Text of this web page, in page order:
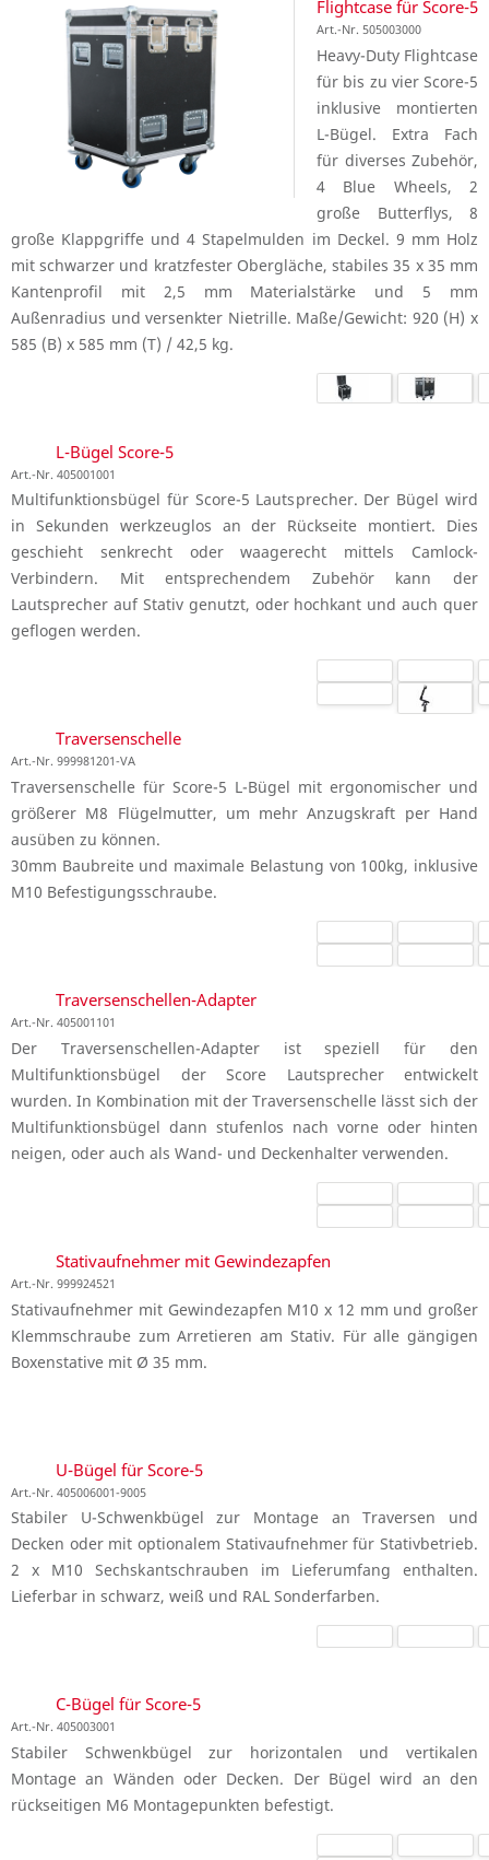
Flightcase für Score-5
Art.-Nr. 505003000
Heavy-Duty Flightcase
für bis zu vier Score-5
inklusive montierten
L-Bügel. Extra Fach
für diverses Zubehör,
4 Blue Wheels, 2
große Butterflys, 8
große Klappgriffe und 4 Stapelmulden im Deckel. 9 mm Holz
mit schwarzer und kratzfester Obergläche, stabiles 35 x 35 mm
Kantenprofil mit 2,5 mm Materialstärke und 5 mm
Außenradius und versenkter Nietrille. Maße/Gewicht: 920 (H) x
585 (B) x 585 mm (T) / 42,5 kg.
L-Bügel Score-5
Art.-Nr. 405001001
Multifunktionsbügel für Score-5 Lautsprecher. Der Bügel wird
in Sekunden werkzeuglos an der Rückseite montiert. Dies
geschieht senkrecht oder waagerecht mittels Camlock-
Verbindern. Mit entsprechendem Zubehör kann der
Lautsprecher auf Stativ genutzt, oder hochkant und auch quer
geflogen werden.
Traversenschelle
Art.-Nr. 999981201-VA
Traversenschelle für Score-5 L-Bügel mit ergonomischer und
größerer M8 Flügelmutter, um mehr Anzugskraft per Hand
ausüben zu können.
30mm Baubreite und maximale Belastung von 100kg, inklusive
M10 Befestigungsschraube.
Traversenschellen-Adapter
Art.-Nr. 405001101
Der Traversenschellen-Adapter ist speziell für den
Multifunktionsbügel der Score Lautsprecher entwickelt
wurden. In Kombination mit der Traversenschelle lässt sich der
Multifunktionsbügel dann stufenlos nach vorne oder hinten
neigen, oder auch als Wand- und Deckenhalter verwenden.
Stativaufnehmer mit Gewindezapfen
Art.-Nr. 999924521
Stativaufnehmer mit Gewindezapfen M10 x 12 mm und großer
Klemmschraube zum Arretieren am Stativ. Für alle gängigen
Boxenstative mit Ø 35 mm.
U-Bügel für Score-5
Art.-Nr. 405006001-9005
Stabiler U-Schwenkbügel zur Montage an Traversen und
Decken oder mit optionalem Stativaufnehmer für Stativbetrieb.
2 x M10 Sechskantschrauben im Lieferumfang enthalten.
Lieferbar in schwarz, weiß und RAL Sonderfarben.
C-Bügel für Score-5
Art.-Nr. 405003001
Stabiler Schwenkbügel zur horizontalen und vertikalen
Montage an Wänden oder Decken. Der Bügel wird an den
rückseitigen M6 Montagepunkten befestigt.